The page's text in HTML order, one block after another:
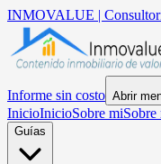
INMOVALUE |
Informe sin costo Abrir
InicioInicioSobre miSobre
Guías